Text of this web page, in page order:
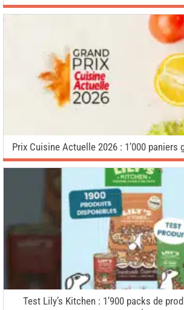
Prix Cuisine Actuelle 2026 : 1’000 paniers
Test Lily’s Kitchen : 1’900 packs de